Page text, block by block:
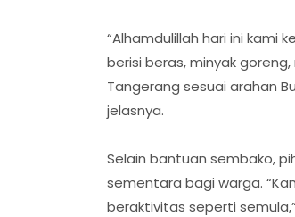
‎“Alhamdulillah hari ini kami
berisi beras, minyak
Tangerang sesuai arahan
jelasnya.
‎Selain bantuan sembako,
sementara bagi warga.
beraktivitas seperti